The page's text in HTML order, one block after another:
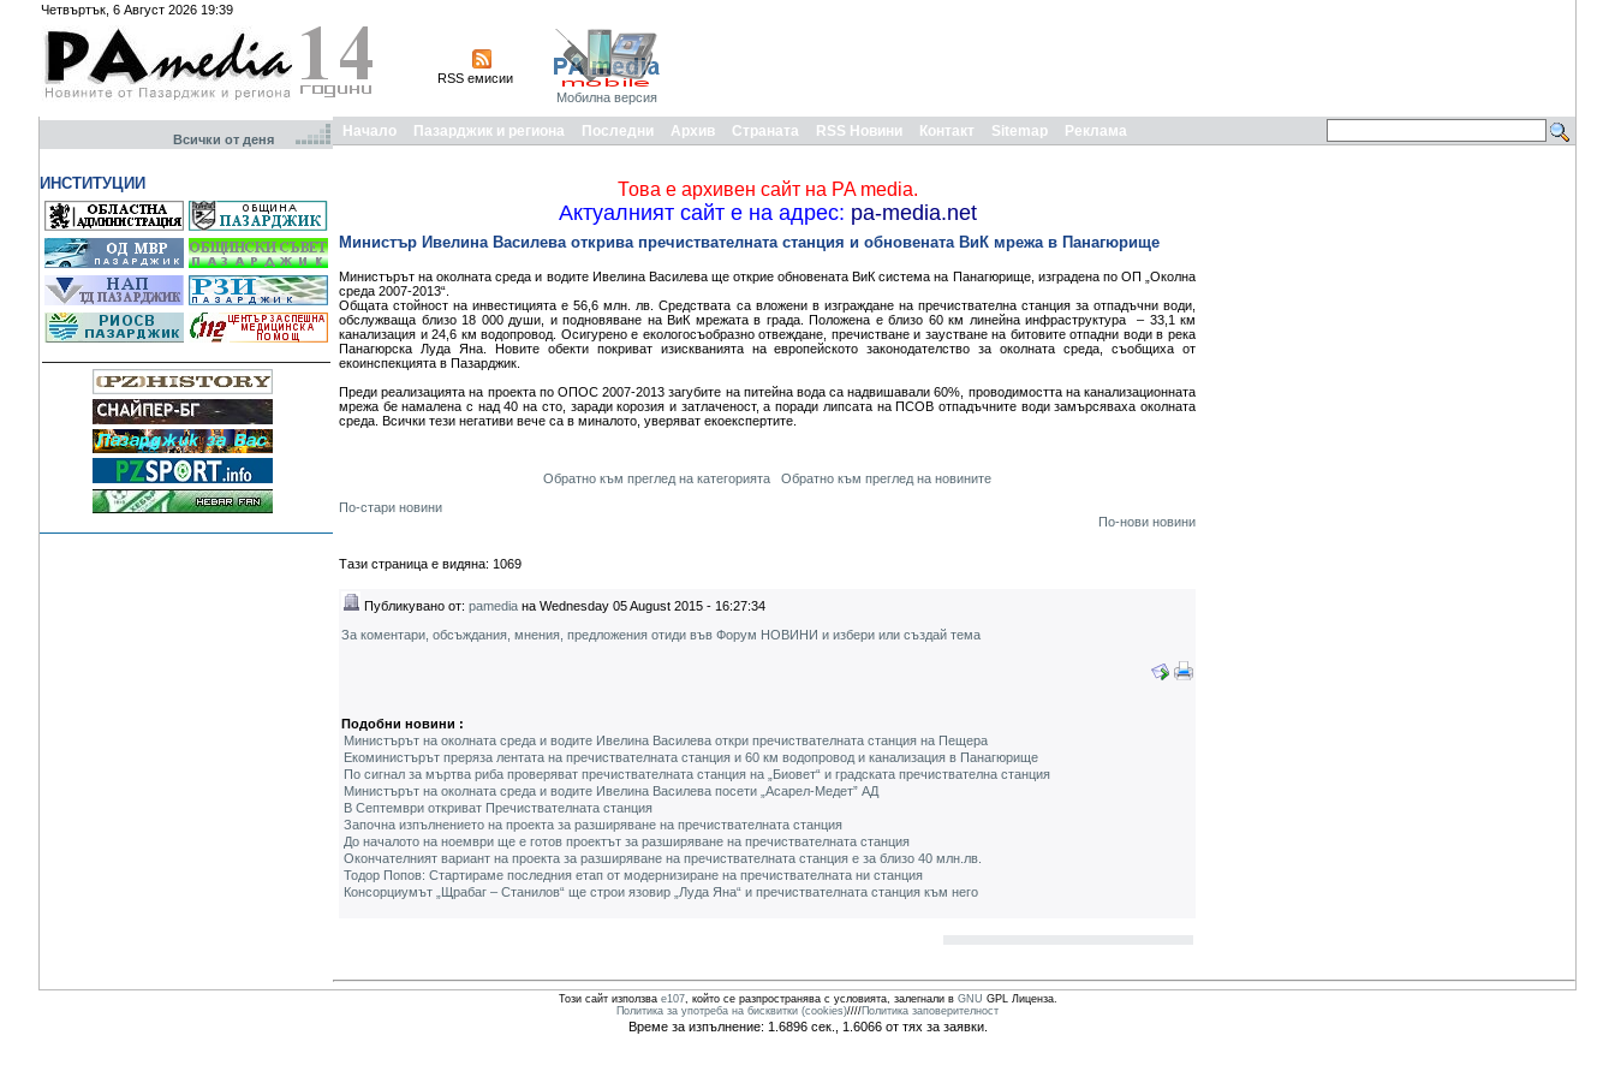
Четвъртък, 6 Август 2026 19:39
RSS емисии
Мобилна версия
Всички от деня
ИНСТИТУЦИИ
Начало Пазарджик и региона Последни Архив Страната RSS Новини Контакт Sitemap Реклама
Това е архивен сайт на PA media.
Актуалният сайт е на адрес: pa-media.net
Министър Ивелина Василева открива пречиствателната станция и обновената ВиК мрежа в Панагюрище
Министърът на околната среда и водите Ивелина Василева ще открие обновената ВиК система на Панагюрище, изградена по ОП „Околна
среда 2007-2013“.
Общата стойност на инвестицията е 56,6 млн. лв. Средствата са вложени в изграждане на пречиствателна станция за отпадъчни води,
обслужваща близо 18 000 души, и подновяване на ВиК мрежата в града. Положена е близо 60 км линейна инфраструктура – 33,1 км
канализация и 24,6 км водопровод. Осигурено е екологосъобразно отвеждане, пречистване и заустване на битовите отпадни води в река
Панагюрска Луда Яна. Новите обекти покриват изискванията на европейското законодателство за околната среда, съобщиха от
екоинспекцията в Пазарджик.
Преди реализацията на проекта по ОПОС 2007-2013 загубите на питейна вода са надвишавали 60%, проводимостта на канализационната
мрежа бе намалена с над 40 на сто, заради корозия и затлаченост, а поради липсата на ПСОВ отпадъчните води замърсяваха околната
среда. Всички тези негативи вече са в миналото, уверяват екоекспертите.
Обратно към преглед на категорията
Обратно към преглед на новините
По-стари новини
По-нови новини
Тази страница е видяна: 1069
Публикувано от: pamedia на Wednesday 05 August 2015 - 16:27:34
За коментари, обсъждания, мнения, предложения отиди във Форум НОВИНИ и избери или създай тема
Подобни новини :
Министърът на околната среда и водите Ивелина Василева откри пречиствателната станция на Пещера
Екоминистърът преряза лентата на пречиствателната станция и 60 км водопровод и канализация в Панагюрище
По сигнал за мъртва риба проверяват пречиствателната станция на „Биовет“ и градската пречиствателна станция
Министърът на околната среда и водите Ивелина Василева посети „Асарел-Медет” АД
В Септември откриват Пречиствателната станция
Започна изпълнението на проекта за разширяване на пречиствателната станция
До началото на ноември ще е готов проектът за разширяване на пречиствателната станция
Окончателният вариант на проекта за разширяване на пречиствателната станция е за близо 40 млн.лв.
Тодор Попов: Стартираме последния етап от модернизиране на пречиствателната ни станция
Консорциумът „Щрабаг – Станилов“ ще строи язовир „Луда Яна“ и пречиствателната станция към него
Този сайт използва e107, който се разпространява с условията, залегнали в GNU GPL Лиценза.
Политика за употреба на бисквитки (cookies)////Политика заповерителност
Време за изпълнение: 1.6896 сек., 1.6066 от тях за заявки.